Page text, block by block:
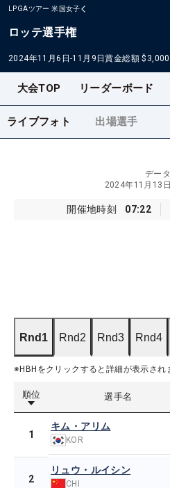
LPGAツアー 米国女子
ロッテ選手権
2024年11月6日-11月9日賞金総額
大会TOP リーダーボード
ライブフォト 出場選手
開催地時刻 07:22
デー
2024年11月13
Rnd1 Rnd2 Rnd3 Rnd4
※HBHをクリックすると詳細が表示され
順位 選手名
1
キム・アリム
KOR
2
リュウ・ルイシン
CHI